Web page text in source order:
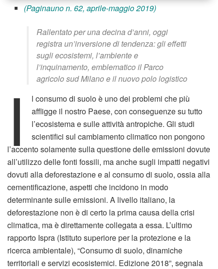
(Paginauno n. 62, aprile-maggio 2019)
Rallentato per una decina d’anni, oggi
registra un’inversione di tendenza: gli effetti
sugli ecosistemi, l’ambiente e
l’inquinamento, emblematico il Parco
agricolo sud Milano e il nuovo polo logistico
I
l consumo di suolo è uno dei problemi che più
affligge il nostro Paese, con conseguenze su tutto
l’ecosistema e sulle attività antropiche. Gli studi
scientifici sul cambiamento climatico non pongono
l’accento solamente sulla questione delle emissioni dovute
all’utilizzo delle fonti fossili, ma anche sugli impatti negativi
dovuti alla deforestazione e al consumo di suolo, ossia alla
cementificazione, aspetti che incidono in modo
determinante sulle emissioni. A livello italiano, la
deforestazione non è di certo la prima causa della crisi
climatica, ma è direttamente collegata a essa. L’ultimo
rapporto Ispra (Istituto superiore per la protezione e la
ricerca ambientale), “Consumo di suolo, dinamiche
territoriali e servizi ecosistemici. Edizione 2018”, segnala